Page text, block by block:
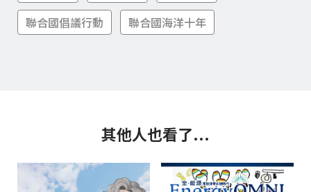
聯合國倡議行動
聯合國海洋十年
其他人也看了...